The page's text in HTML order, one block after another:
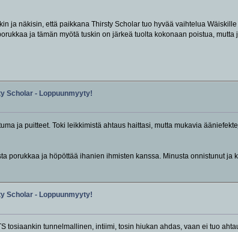
ja näkisin, että paikkana Thirsty Scholar tuo hyvää vaihtelua
ja tämän myötä tuskin on järkeä tuolta kokonaan poistua,
Scholar - Loppuunmyyty!
ja puitteet. Toki leikkimistä ahtaus haittasi, mutta mukavia
porukkaa ja höpöttää ihanien ihmisten kanssa. Minusta onnistunut ja
Scholar - Loppuunmyyty!
tosiaankin tunnelmallinen, intiimi, tosin hiukan ahdas, vaan ei tuo